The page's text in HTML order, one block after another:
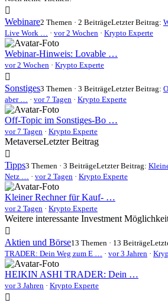
Webinare2 Themen · 2 BeiträgeLetzter Beitrag:
Live Work … · vor 2 Wochen · Krypto Experte
Webinar-Hinweis: Lovable …
vor 2 Wochen · Krypto Experte
Sonstiges3 Themen · 3 BeiträgeLetzter Beitrag:
aber … · vor 7 Tagen · Krypto Experte
Off-Topic im Sonstiges-Bo …
vor 7 Tagen · Krypto Experte
MetaverseLetzter Beitrag
Tipps3 Themen · 3 BeiträgeLetzter Beitrag:
Netz … · vor 2 Tagen · Krypto Experte
Kleiner Rechner für Kauf- …
vor 2 Tagen · Krypto Experte
Weitere interessante Investment
Aktien und Börse13 Themen · 13 Beiträge
TRADER: Dein Weg zum E … · vor 3 Jahren ·
HEIKIN ASHI TRADER: Dein …
vor 3 Jahren · Krypto Experte